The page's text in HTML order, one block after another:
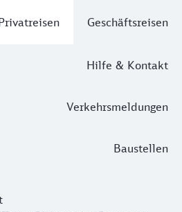
Geschäftsreisen
Hilfe & Kontakt
Verkehrsmeldungen
Baustellen